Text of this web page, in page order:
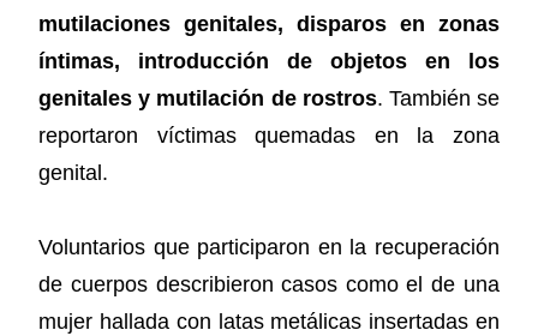
mutilaciones genitales, disparos en zonas
íntimas, introducción de objetos en los
genitales y mutilación de rostros. También se
reportaron víctimas quemadas en la zona
genital.
Voluntarios que participaron en la recuperación
de cuerpos describieron casos como el de una
mujer hallada con latas metálicas insertadas en